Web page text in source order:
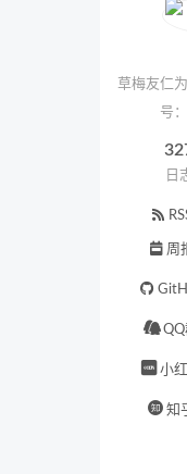
草梅友仁
号
日
周
QQ
小
知